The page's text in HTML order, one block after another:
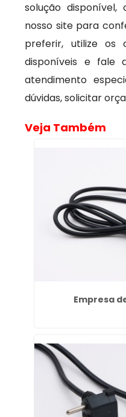
solução disponível,
nosso site para
preferir, utilize os
disponíveis e fale
atendimento
dúvidas, solicitar
Veja Também
Empresa